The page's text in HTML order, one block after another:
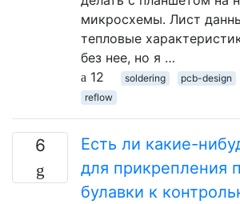
микросхемы. Лист
тепловые
без нее, но я …
12
soldering pcb-design
reflow
6
Есть ли какие-
для прикрепления
булавки к